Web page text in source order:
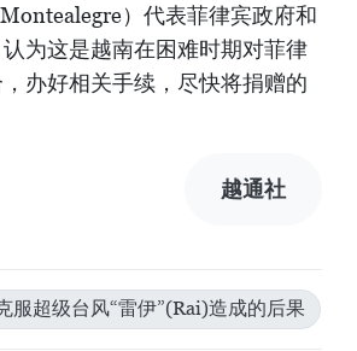
）代表菲律宾政府和
为这是越南在困难时期对菲律
办好相关手续，尽快将捐赠的
越通社
服超级台风“雷伊”(Rai)造成的后果